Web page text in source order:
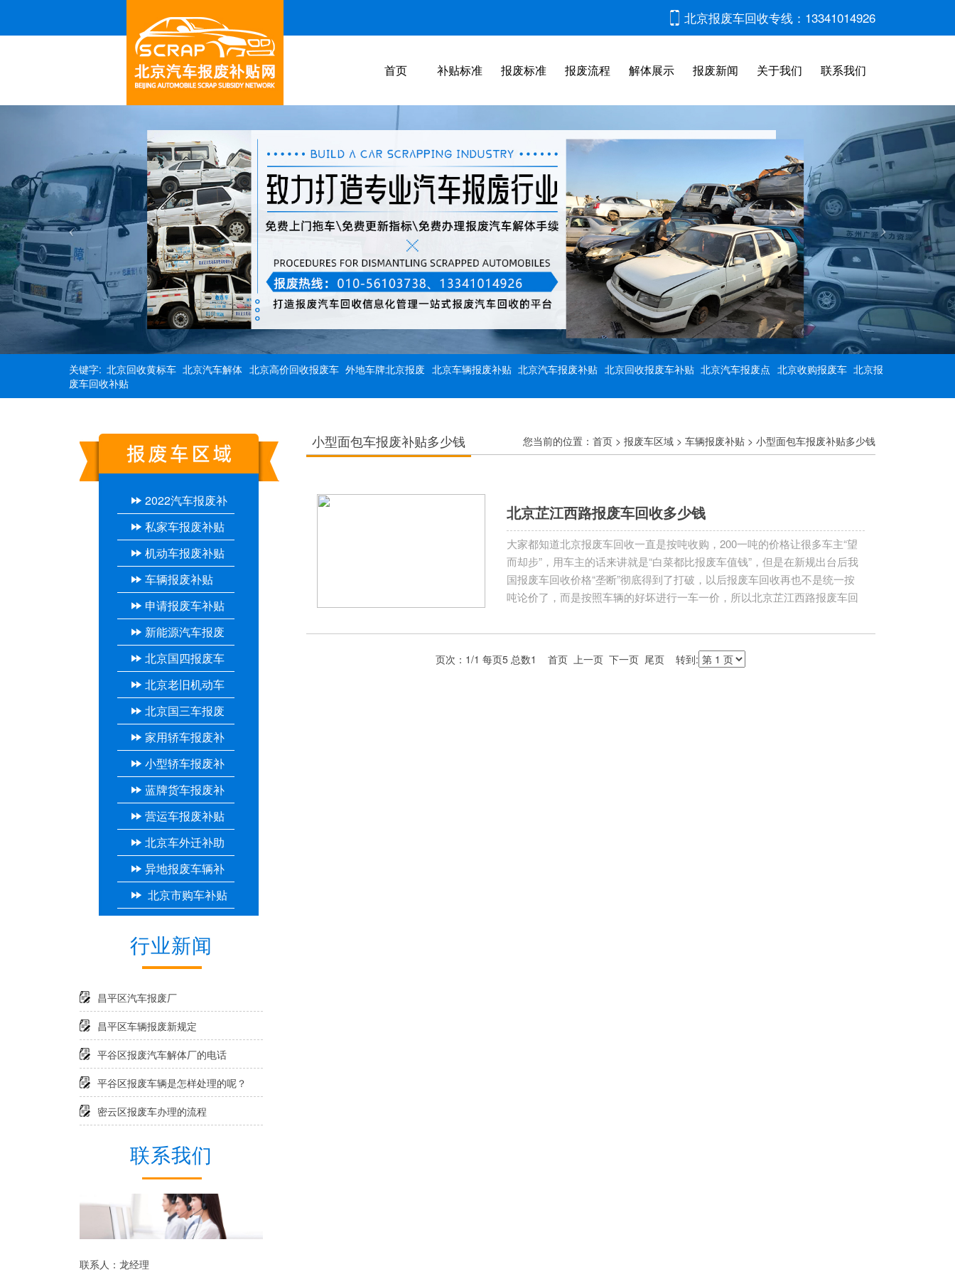
北京报废车回收专线：13341014926
首页 补贴标准 报废标准 报废流程 解体展示 报废新闻 关于我们 联系我们
关键字: 北京回收黄标车 北京汽车解体 北京高价回收报废车 外地车牌北京报废 北京车辆报废补贴 北京汽车报废补贴 北京回收报废车补贴 北京汽车报废点 北京收购报废车 北京报
废车回收补贴
2022汽车报废补
贴 私家车报废补贴
机动车报废补贴
车辆报废补贴
申请报废车补贴
流程新能源汽车报废
补贴北京国四报废车
补贴北京老旧机动车
报废补贴
北京国三车报废
补贴家用轿车报废补
贴 小型轿车报废补
贴 蓝牌货车报废补
贴 营运车报废补贴
北京车外迁补助
多少钱
异地报废车辆补
贴 北京市购车补贴
行业新闻
昌平区汽车报废厂
昌平区车辆报废新规定
平谷区报废汽车解体厂的电话
平谷区报废车辆是怎样处理的呢？
密云区报废车办理的流程
联系我们
联系人：龙经理
小型面包车报废补贴多少钱 您当前的位置： 首页 > 报废车区域 > 车辆报废补贴 > 小型面包车报废补贴多少钱
北京芷江西路报废车回收多少钱
大家都知道北京报废车回收一直是按吨收购，200一吨的价格让很多车主“望
而却步”，用车主的话来讲就是“白菜都比报废车值钱”，但是在新规出台后我
国报废车回收价格“垄断”彻底得到了打破，以后报废车回收再也不是统一按
吨论价了，而是按照车辆的好坏进行一车一价，所以北京芷江西路报废车回
页次：1/1 每页5 总数1 首页 上一页 下一页 尾页 转到: